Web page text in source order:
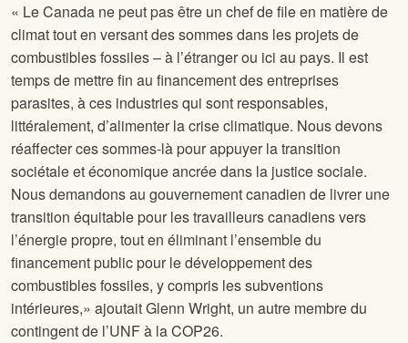
« Le Canada ne peut pas être un chef de file en matière de
climat tout en versant des sommes dans les projets de
combustibles fossiles – à l’étranger ou ici au pays. Il est
temps de mettre fin au financement des entreprises
parasites, à ces industries qui sont responsables,
littéralement, d’alimenter la crise climatique. Nous devons
réaffecter ces sommes-là pour appuyer la transition
sociétale et économique ancrée dans la justice sociale.
Nous demandons au gouvernement canadien de livrer une
transition équitable pour les travailleurs canadiens vers
l’énergie propre, tout en éliminant l’ensemble du
financement public pour le développement des
combustibles fossiles, y compris les subventions
intérieures,» ajoutait Glenn Wright, un autre membre du
contingent de l’UNF à la COP26.